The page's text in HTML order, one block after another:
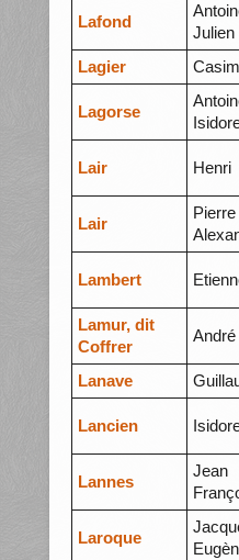
Lafond
Julien
Lagier
Lagorse
Lair Henri
Lair
Pierre
Lambert
Lamur, dit
Coffrer
André
Lanave
Lancien
Lannes
Jean
Laroque